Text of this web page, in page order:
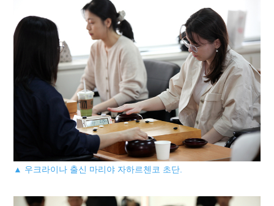
▲ 우크라이나 출신 마리야 자하르첸코 초단.